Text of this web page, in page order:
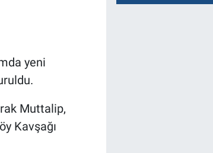
yeni
Muttalip,
Kavşağı